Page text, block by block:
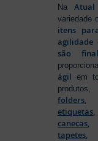
NaAtual
variedade
itens
agilidade
são
ágil em
produtos,
folders,
etiquetas
canecas
tapetes,